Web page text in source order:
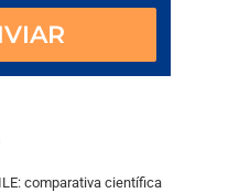
comparativa científica